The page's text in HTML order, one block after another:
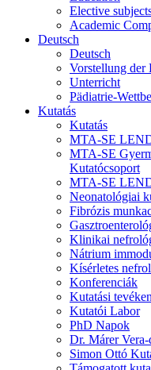
Elective
Academic
Deutsch
Deutsch
Vorstellung
Unterricht
Pädiatrie-
Kutatás
Kutatás
MTA-SE
MTA-SE
Kutatócsoport
MTA-SE
Neonatológiai
Fibrózis
Klinikai
Nátrium
Kísérletes
Konferenciák
Kutatási
Kutatói Labor
PhD Napok
Dr. Márer
Simon Ottó